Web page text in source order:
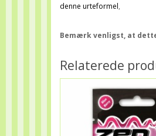
denne urteformel,
Bemærk venligst, at
Relaterede